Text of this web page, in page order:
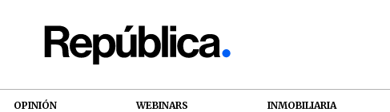
OPINIÓN WEBINARS INMOBILIARIA